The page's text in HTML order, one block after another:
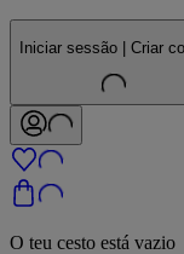
Iniciar sessão | Criar
O teu cesto está vazio